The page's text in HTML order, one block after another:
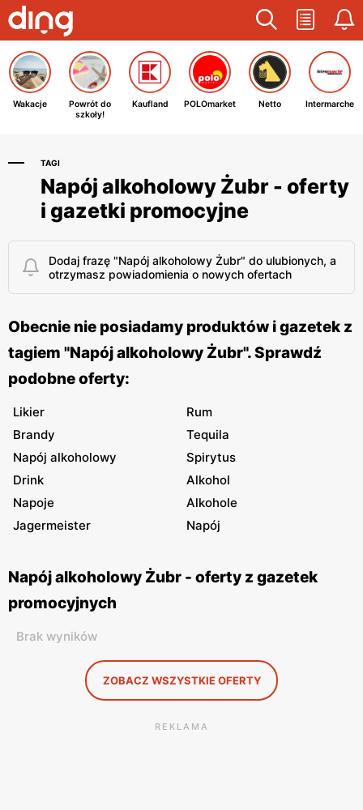
Wakacje
Powrót do
szkoły!
Kaufland POLOmarket Netto Intermarche
TAGI
Napój alkoholowy Żubr - oferty
i gazetki promocyjne
Dodaj frazę "Napój alkoholowy Żubr" do ulubionych, a
otrzymasz powiadomienia o nowych ofertach
Obecnie nie posiadamy produktów i gazetek z
tagiem "Napój alkoholowy Żubr". Sprawdź
podobne oferty:
Likier
Rum
Brandy
Tequila
Napój alkoholowy
Spirytus
Drink
Alkohol
Napoje
Alkohole
Jagermeister
Napój
Napój alkoholowy Żubr - oferty z gazetek
promocyjnych
Brak wyników
ZOBACZ WSZYSTKIE OFERTY
REKLAMA